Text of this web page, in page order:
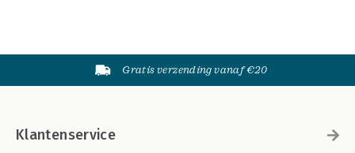
Gratis verzending vanaf €20
Klantenservice